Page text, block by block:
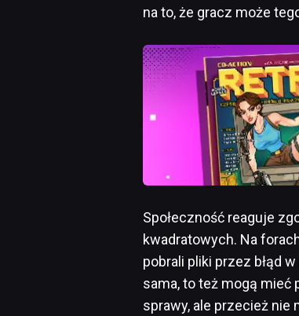
na to, że gracz może
Społeczność reaguje
kwadratowych. Na
pobrali pliki przez błąd
sama, to też mogą mieć
sprawy, ale przecież nie